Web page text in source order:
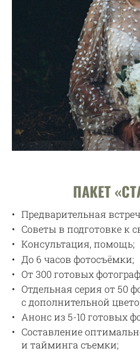
ПАКЕТ
Предварительная
Советы в подготовке к
Консультация, помощь;
До 6 часов фотосъёмки;
От 300 готовых
Отдельная серия от 50
с дополнительной
Анонс из 5-10 готовых
Составление
и тайминга съемки;